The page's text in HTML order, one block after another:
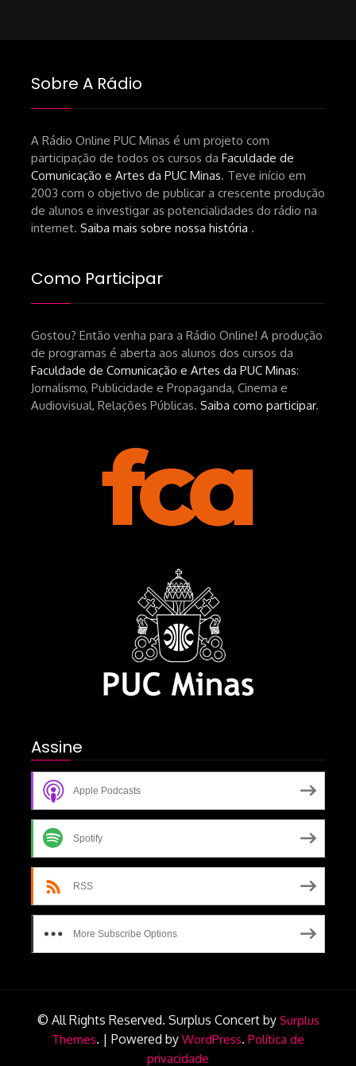
Sobre A Rádio
A Rádio Online PUC Minas é um projeto com
participação de todos os cursos da Faculdade de
Comunicação e Artes da PUC Minas. Teve início em
2003 com o objetivo de publicar a crescente produção
de alunos e investigar as potencialidades do rádio na
internet. Saiba mais sobre nossa história .
Como Participar
Gostou? Então venha para a Rádio Online! A produção
de programas é aberta aos alunos dos cursos da
Faculdade de Comunicação e Artes da PUC Minas:
Jornalismo, Publicidade e Propaganda, Cinema e
Audiovisual, Relações Públicas. Saiba como participar.
Assine
Apple Podcasts
Spotify
RSS
More Subscribe Options
© All Rights Reserved. Surplus Concert by Surplus
Themes. | Powered by WordPress. Política de
privacidade